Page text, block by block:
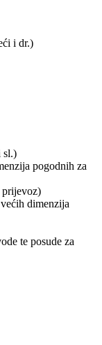
i dr.)
sl.)
pogodnih za
prijevoz)
dimenzija
te posude za